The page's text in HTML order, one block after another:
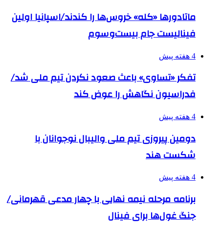
ماتادورها «کله» خروس‌ها را کندند/اسپانیا اولین
فینالیست جام بیست‌وسوم
4 هفته پیش
تفکر «تساوی» باعث صعود نکردن تیم ملی شد/
فدراسیون نگاهش را عوض کند
4 هفته پیش
دومین پیروزی تیم ملی والیبال نوجوانان با
شکست هند
4 هفته پیش
برنامه مرحله نیمه نهایی با چهار مدعی قهرمانی/
جنگ غول‌ها برای فینال